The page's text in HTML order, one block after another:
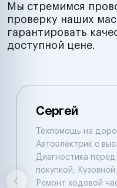
Мы стремимся
проверку наших
гарантировать
доступной цене.
Сергей
Техпомощь на
Автоэлектрик с
Диагностика перед
покупкой,
Ремонт ходовой